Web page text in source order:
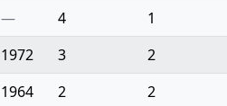
— 4 1
1972 3 2
1964 2 2